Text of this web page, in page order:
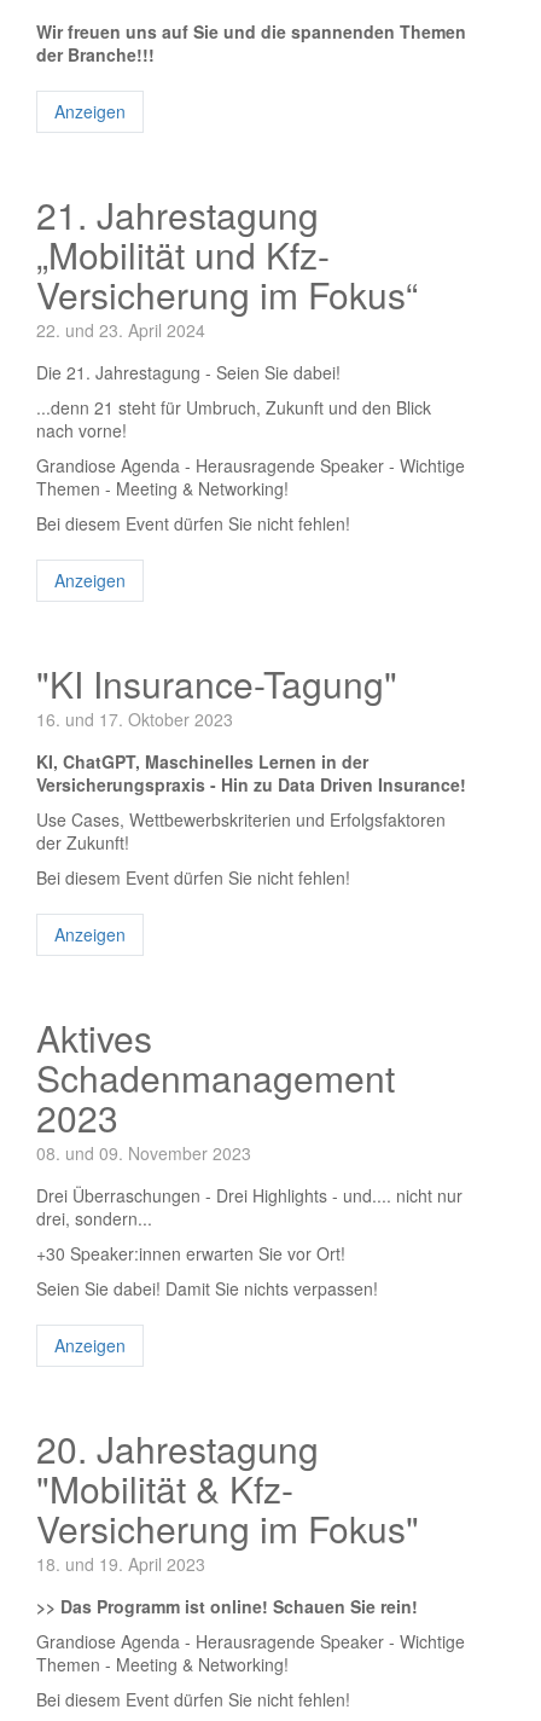
Wir freuen uns auf Sie und die spannenden Themen
der Branche!!!
Anzeigen
21. Jahrestagung
„Mobilität und Kfz-
Versicherung im Fokus“
22. und 23. April 2024
Die 21. Jahrestagung - Seien Sie dabei!
...denn 21 steht für Umbruch, Zukunft und den Blick
nach vorne!
Grandiose Agenda - Herausragende Speaker - Wichtige
Themen - Meeting & Networking!
Bei diesem Event dürfen Sie nicht fehlen!
Anzeigen
"KI Insurance-Tagung"
16. und 17. Oktober 2023
KI, ChatGPT, Maschinelles Lernen in der
Versicherungspraxis - Hin zu Data Driven Insurance!
Use Cases, Wettbewerbskriterien und Erfolgsfaktoren
der Zukunft!
Bei diesem Event dürfen Sie nicht fehlen!
Anzeigen
Aktives
Schadenmanagement
2023
08. und 09. November 2023
Drei Überraschungen - Drei Highlights - und.... nicht nur
drei, sondern...
+30 Speaker:innen erwarten Sie vor Ort!
Seien Sie dabei! Damit Sie nichts verpassen!
Anzeigen
20. Jahrestagung
"Mobilität & Kfz-
Versicherung im Fokus"
18. und 19. April 2023
>> Das Programm ist online! Schauen Sie rein!
Grandiose Agenda - Herausragende Speaker - Wichtige
Themen - Meeting & Networking!
Bei diesem Event dürfen Sie nicht fehlen!